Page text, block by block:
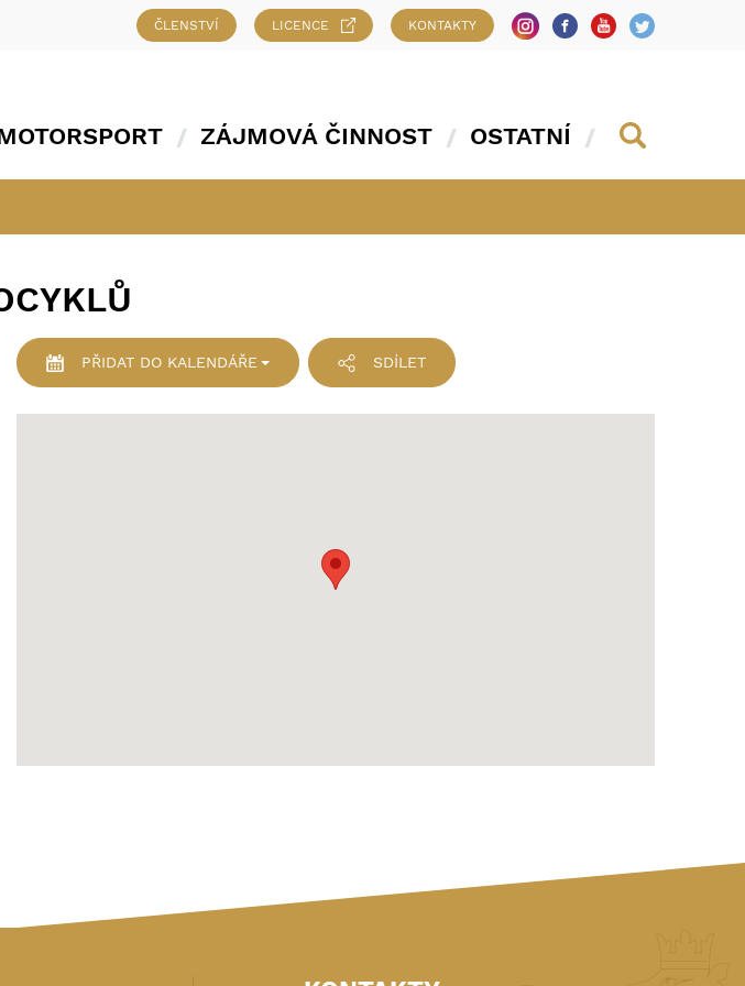
ČLENSTVÍ LICENCE KONTAKTY
ZÁJMOVÁ ČINNOST OSTATNÍ
PŘIDATDO KALENDÁŘE SDÍLET